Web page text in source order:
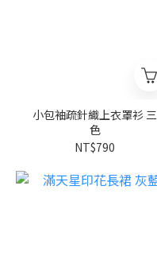
小包袖疏針織上衣罩衫 三
色
NT$790